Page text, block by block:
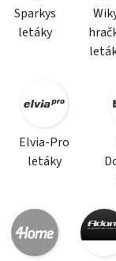
Sparkys
letáky
Elvia-Pro
letáky